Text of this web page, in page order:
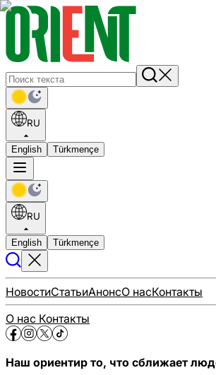
RU
English Türkmençe
RU
English Türkmençe
НовостиСтатьиАнонсО насКонтакты
О нас Контакты
Наш ориентир то, что сближает